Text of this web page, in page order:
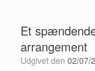
Et
arrangement
Udgivet den 02/07/